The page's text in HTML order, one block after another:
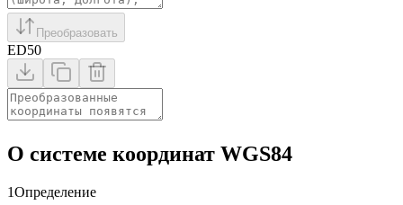
Преобразовать
ED50
О системе координат WGS84
1Определение